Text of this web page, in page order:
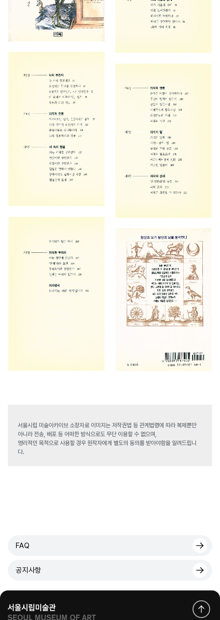
서울시립 미술아카이브 소장자료 이미지는 저작권법 등 관계법령에 따라 복제뿐만
아니라 전송, 배포 등 어떠한 방식으로도 무단 이용할 수 없으며,
영리적인 목적으로 사용할 경우 원작자에게 별도의 동의를 받아야함을 알려드립니
다.
FAQ
공지사항